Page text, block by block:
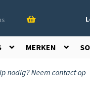
MERKEN
nodig? Neem contact op